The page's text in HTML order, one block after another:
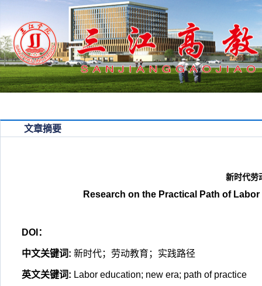
文章摘要
新时代劳
Research on the Practical Path of
DOI：
中文关键词: 新时代；劳动教育；实践路径
英文关键词: Labor education; new era; path of practice